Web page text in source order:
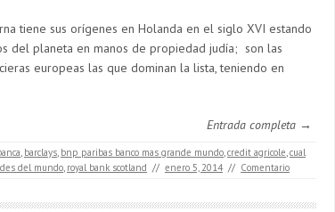
tiene sus orígenes en Holanda en el siglo XVI estando
del planeta en manos de propiedad judía; son las
europeas las que dominan la lista, teniendo en
Entrada completa →
, barclays, bnp paribas banco mas grande mundo,credit agricole,cual
del mundo, royal bank scotland // enero 5, 2014 // Comentario